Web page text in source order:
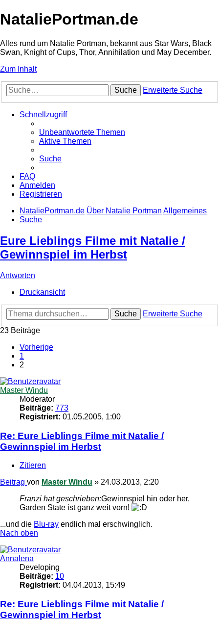
NataliePortman.de
Alles rund um Natalie Portman, bekannt aus Star Wars, Black
Swan, Knight of Cups, Thor, Annihilation und May December.
Zum Inhalt
Suche Erweiterte Suche
Schnellzugriff
Unbeantwortete Themen
Aktive Themen
Suche
FAQ
Anmelden
Registrieren
NataliePortman.de Über Natalie Portman Allgemeines
Suche
Eure Lieblings Filme mit Natalie /
Gewinnspiel im Herbst
Antworten
Druckansicht
Suche
Erweiterte Suche
23 Beiträge
Vorherige
1
2
Master Windu
Moderator
Beiträge: 773
Registriert: 01.05.2005, 1:00
Re: Eure Lieblings Filme mit Natalie /
Gewinnspiel im Herbst
Zitieren
Beitrag von Master Windu » 24.03.2013, 2:20
Franzi hat geschrieben:Gewinnspiel hin oder her,
Garden State ist ganz weit vorn!
...und die Blu-ray endlich mal erschwinglich.
Nach oben
Annalena
Developing
Beiträge: 10
Registriert: 04.04.2013, 15:49
Re: Eure Lieblings Filme mit Natalie /
Gewinnspiel im Herbst